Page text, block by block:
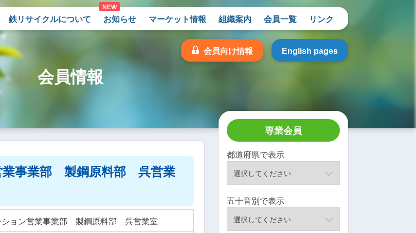
鉄リサイクルについて お知らせ マーケット情報 組織案内 会員一覧 リンク
会員向け情報 English pages
会員情報
業事業部 製鋼原料部 呉営業
ション営業事業部 製鋼原料部 呉営業室
専業会員
都道府県で表示
五十音別で表示